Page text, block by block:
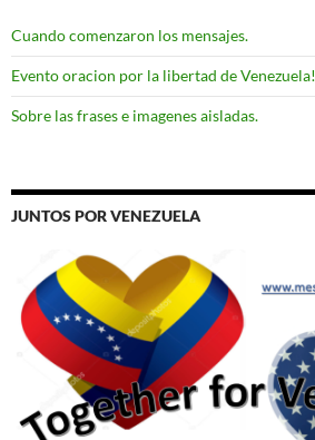
Cuando comenzaron los mensajes.
Evento oracion por la libertad de Venezuela!
Sobre las frases e imagenes aisladas.
JUNTOS POR VENEZUELA